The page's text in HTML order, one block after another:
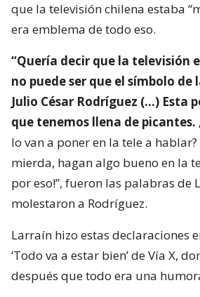
que la televisión chilena estaba
era emblema de todo eso.
“Quería decir que la televisión
no puede ser que el símbolo de
Julio César Rodríguez (…) Esta
que tenemos llena de picantes.
lo van a poner en la tele a hablar?
mierda, hagan algo bueno en la
por eso!”, fueron las palabras de
molestaron a Rodríguez.
Larraín hizo estas declaraciones
‘Todo va a estar bien’ de Vía X,
después que todo era una